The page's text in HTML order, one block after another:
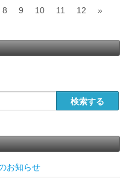
8 9 10 11 12 »
お知らせ